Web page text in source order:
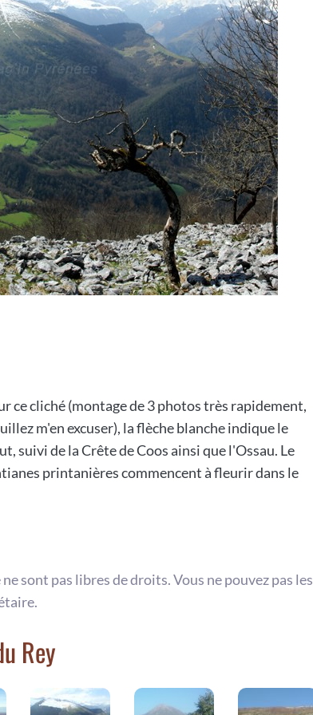
ce cliché (montage de 3 photos très rapidement,
m'en excuser), la flèche blanche indique le
suivi de la Crête de Coos ainsi que l'Ossau. Le
printanières commencent à fleurir dans le
sont pas libres de droits. Vous ne pouvez pas les
Rey